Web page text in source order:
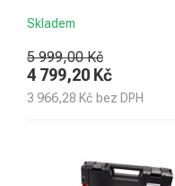
Skladem
5 999,00 Kč
4 799,20 Kč
3 966,28 Kč bez DPH